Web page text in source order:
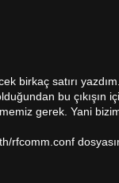
birkaç satırı
bu çıkışın
gerek. Yani
rfcomm.conf